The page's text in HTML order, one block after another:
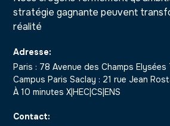
stratégie gagnante peuvent
réalité
Adresse:
Paris : 78 Avenue des Champs
Campus Paris Saclay : 21 rue Jean
À 10 minutes X|HEC|CS|ENS
Contact: